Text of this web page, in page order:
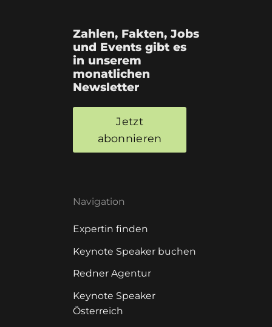
Zahlen, Fakten, Jobs
und Events gibt es
in unserem
monatlichen
Newsletter
Jetzt
abonnieren
Navigation
Expertin finden
Keynote Speaker buchen
Redner Agentur
Keynote Speaker
Österreich